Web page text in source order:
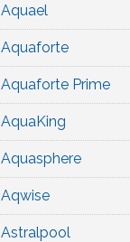
Aquael
Aquaforte
Aquaforte Prime
AquaKing
Aquasphere
Aqwise
Astralpool